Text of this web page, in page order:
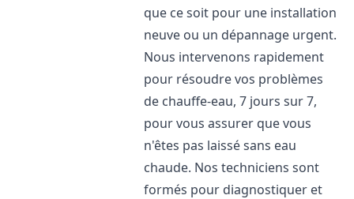
que ce soit pour une installation
neuve ou un dépannage urgent.
Nous intervenons rapidement
pour résoudre vos problèmes
de chauffe-eau, 7 jours sur 7,
pour vous assurer que vous
n'êtes pas laissé sans eau
chaude. Nos techniciens sont
formés pour diagnostiquer et